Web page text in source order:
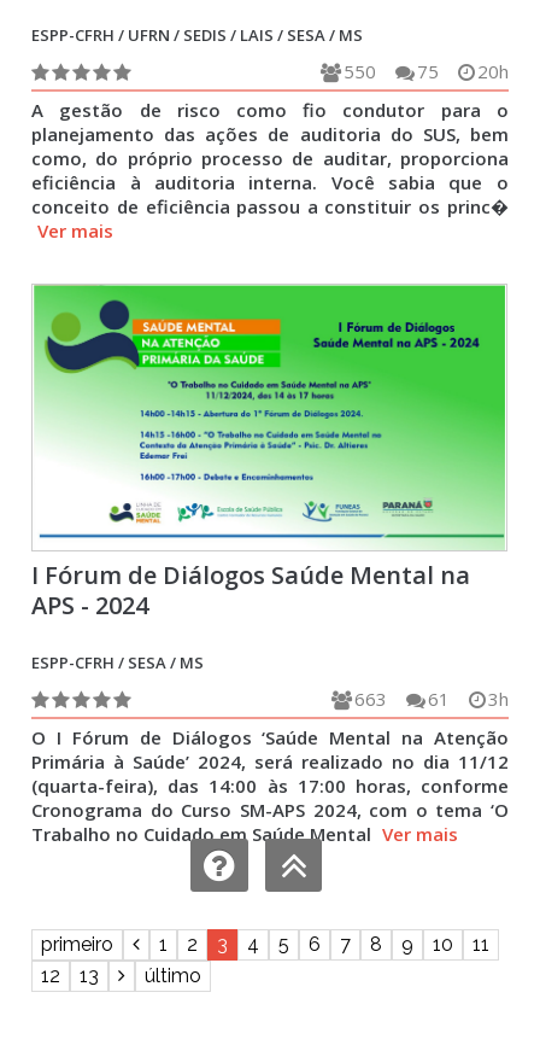
ESPP-CFRH / UFRN / SEDIS / LAIS / SESA / MS
20h
75
550
A gestão de risco como fio condutor para o
planejamento das ações de auditoria do SUS, bem
como, do próprio processo de auditar, proporciona
eficiência à auditoria interna. Você sabia que o
conceito de eficiência passou a constituir os princ�
Ver mais
I Fórum de Diálogos Saúde Mental na
APS - 2024
ESPP-CFRH / SESA / MS
3h
61
663
O I Fórum de Diálogos ‘Saúde Mental na Atenção
Primária à Saúde’ 2024, será realizado no dia 11/12
(quarta-feira), das 14:00 às 17:00 horas, conforme
Cronograma do Curso SM-APS 2024, com o tema ‘O
Trabalho no Cuidado em Saúde Mental Ver mais
primeiro 1 2 3 4 5 6 7 8 9 10
11
12
13 último